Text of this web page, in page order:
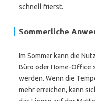
schnell frierst.
Sommerliche
Im Sommer kann die
Büro oder Home-Office
werden. Wenn die
mehr erreichen, kann